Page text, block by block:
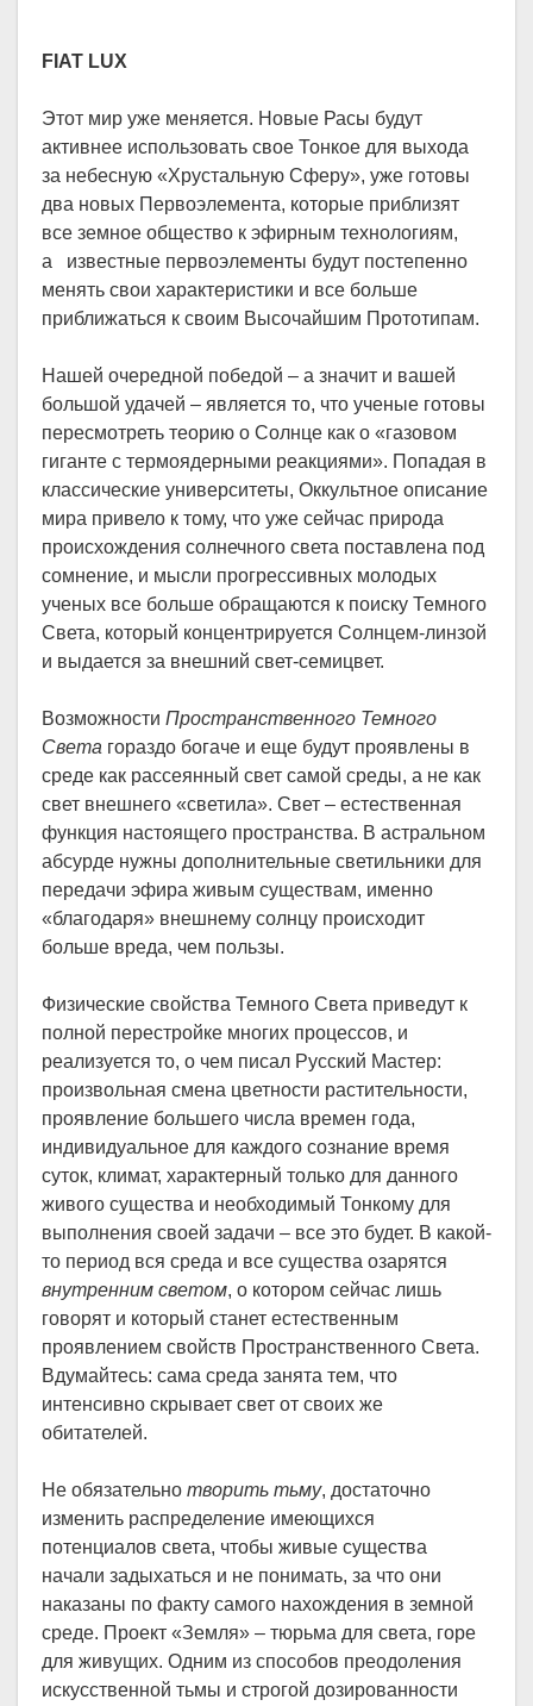
FIAT LUX
Этот мир уже меняется. Новые Расы будут
активнее использовать свое Тонкое для выхода
за небесную «Хрустальную Сферу», уже готовы
два новых Первоэлемента, которые приблизят
все земное общество к эфирным технологиям,
а известные первоэлементы будут постепенно
менять свои характеристики и все больше
приближаться к своим Высочайшим Прототипам.
Нашей очередной победой – а значит и вашей
большой удачей – является то, что ученые готовы
пересмотреть теорию о Солнце как о «газовом
гиганте с термоядерными реакциями». Попадая в
классические университеты, Оккультное описание
мира привело к тому, что уже сейчас природа
происхождения солнечного света поставлена под
сомнение, и мысли прогрессивных молодых
ученых все больше обращаются к поиску Темного
Света, который концентрируется Солнцем-линзой
и выдается за внешний свет-семицвет.
Возможности Пространственного Темного
Света гораздо богаче и еще будут проявлены в
среде как рассеянный свет самой среды, а не как
свет внешнего «светила». Свет – естественная
функция настоящего пространства. В астральном
абсурде нужны дополнительные светильники для
передачи эфира живым существам, именно
«благодаря» внешнему солнцу происходит
больше вреда, чем пользы.
Физические свойства Темного Света приведут к
полной перестройке многих процессов, и
реализуется то, о чем писал Русский Мастер:
произвольная смена цветности растительности,
проявление большего числа времен года,
индивидуальное для каждого сознание время
суток, климат, характерный только для данного
живого существа и необходимый Тонкому для
выполнения своей задачи – все это будет. В какой-
то период вся среда и все существа озарятся
внутренним светом, о котором сейчас лишь
говорят и который станет естественным
проявлением свойств Пространственного Света.
Вдумайтесь: сама среда занята тем, что
интенсивно скрывает свет от своих же
обитателей.
Не обязательно творить тьму, достаточно
изменить распределение имеющихся
потенциалов света, чтобы живые существа
начали задыхаться и не понимать, за что они
наказаны по факту самого нахождения в земной
среде. Проект «Земля» – тюрьма для света, горе
для живущих. Одним из способов преодоления
искусственной тьмы и строгой дозированности